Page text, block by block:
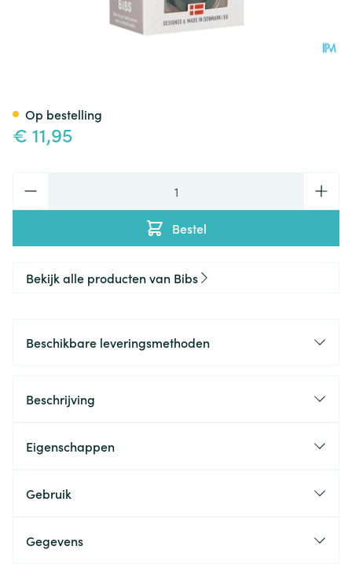
€ 11,95
Bestel
Op bestelling
Bekijk alle producten van Bibs
Beschikbare leveringsmethoden
Beschrijving
Eigenschappen
Gebruik
Gegevens